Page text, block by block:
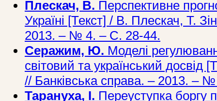
Плескач, В. Перспективне
Україні [Текст] / В. Плескач, Т.
2013. – № 4. – С. 28-44.
Серажим, Ю. Моделі
світовий та український
// Банківська справа. – 2013. –
Тарануха, І. Переуступка боргу